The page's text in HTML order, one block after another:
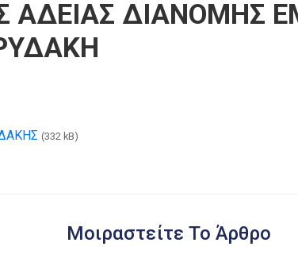
ΑΔΕΙΑΣ ΔΙΑΝΟΜΗΣ
(332 kB)
Μοιραστείτε Το Άρθρο